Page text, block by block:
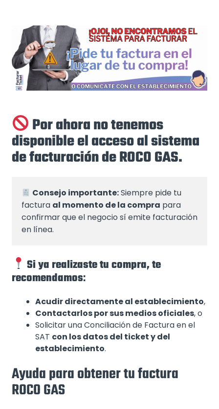
Por ahora no tenemos
disponible el acceso al sistema
de facturación de ROCO GAS.
Consejo importante: Siempre pide tu
factura al momento de la compra para
confirmar que el negocio sí emite facturación
en línea.
Si ya realizaste tu compra, te
recomendamos:
Acudir directamente al establecimiento,
Contactarlos por sus medios oficiales, o
Solicitar una Conciliación de Factura en el
SAT con los datos del ticket y del
establecimiento.
Ayuda para obtener tu factura
ROCO GAS